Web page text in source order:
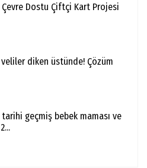
Dostu Çiftçi Kart Projesi
veliler diken üstünde! Çözüm
geçmiş bebek maması ve